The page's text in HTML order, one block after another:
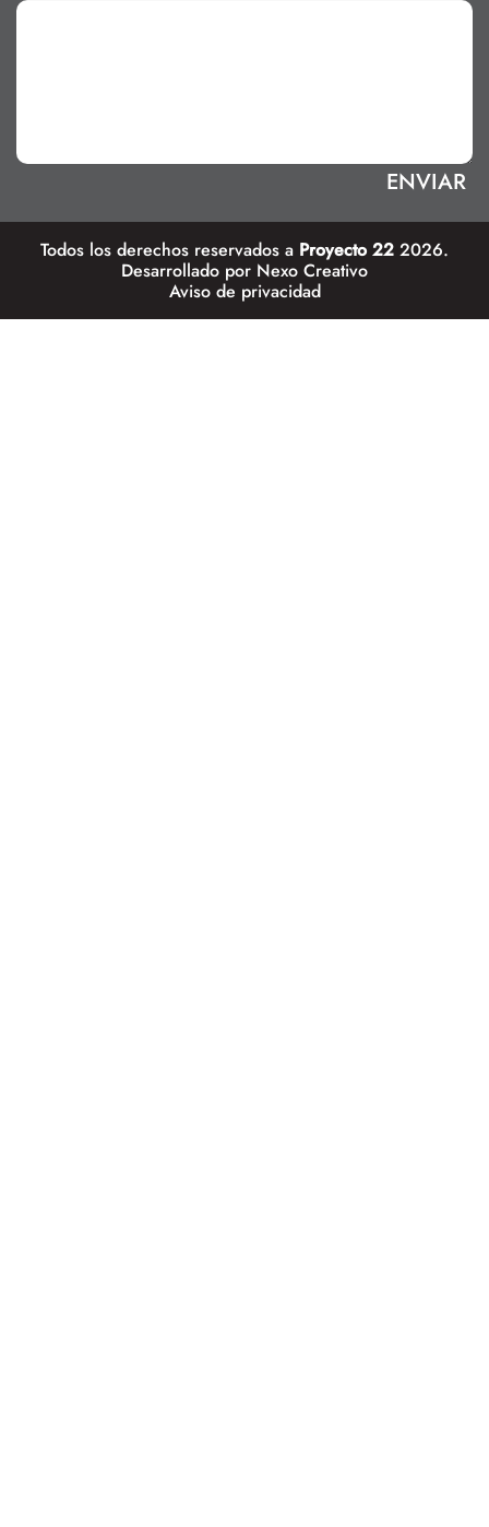
Todos los derechos reservados a Proyecto 22 2026.
Desarrollado por Nexo Creativo
Aviso de privacidad